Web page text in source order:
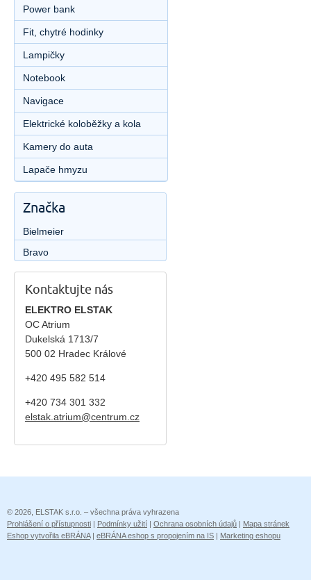
Power bank
Fit, chytré hodinky
Lampičky
Notebook
Navigace
Elektrické koloběžky a kola
Kamery do auta
Lapače hmyzu
Značka
Bielmeier
Bravo
Kontaktujte nás
ELEKTRO ELSTAK
OC Atrium
Dukelská 1713/7
500 02 Hradec Králové
+420 495 582 514
+420 734 301 332
elstak.atrium@centrum.cz
© 2026, ELSTAK s.r.o. – všechna práva vyhrazena
Prohlášení o přístupnosti | Podmínky užití | Ochrana osobních údajů | Mapa stránek
Eshop vytvořila eBRÁNA| eBRÁNA eshop s propojením na IS | Marketing eshopu